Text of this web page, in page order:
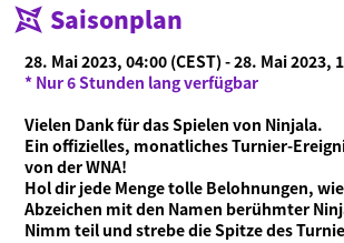
Saisonplan
28. Mai 2023, 04:00 (CEST) - 28. Mai 2023,
* Nur 6 Stunden lang verfügbar
Vielen Dank für das Spielen von Ninjala.
Ein offizielles, monatliches Turnier-
von der WNA!
Hol dir jede Menge tolle Belohnungen,
Abzeichen mit den Namen berühmter
Nimm teil und strebe die Spitze des